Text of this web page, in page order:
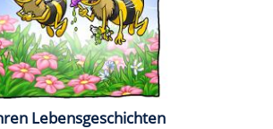
Lebensgeschichten